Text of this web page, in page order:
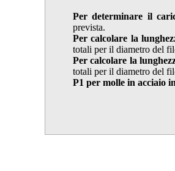
Per determinare il
prevista.
Per calcolare la
totali per il diametro del
Per calcolare la
totali per il diametro del
P1 per molle in acciaio